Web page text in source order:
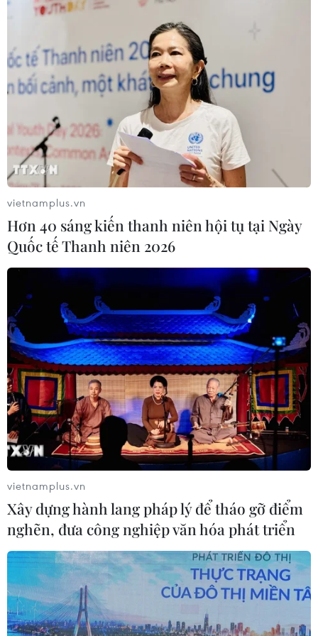
Đến năm 2030, Việt Nam làm chủ ít
nhất 4 công nghệ chiến lược
06/08/2026 12:58
Mảnh vỡ tên lửa SpaceX va chạm Mặt
Trăng, dấy lên lo ngại về rác thải vũ
trụ
06/08/2026 10:24
Lần đầu tiên chụp được bề mặt Mặt
Trời với độ nét chưa từng có
06/08/2026 09:41
Ca vi phẫu ghép da đầu hiếm gặp
giúp bé gái phục hồi sau 10 năm
06/08/2026 07:15
Việt Nam hướng tới làm
chủ 10 công nghệ lõi vào năm 2030
06/08/2026 04:38
Việt Nam và Lào thúc đẩy hợp tác
khoa học
05/08/2026 23:43
vietnamplus.vn
Hơn 40 sáng kiến thanh niên hội tụ tại Ngày
Quốc tế Thanh niên 2026
vietnamplus.vn
Xây dựng hành lang pháp lý để tháo gỡ điểm
nghẽn, đưa công nghiệp văn hóa phát triển